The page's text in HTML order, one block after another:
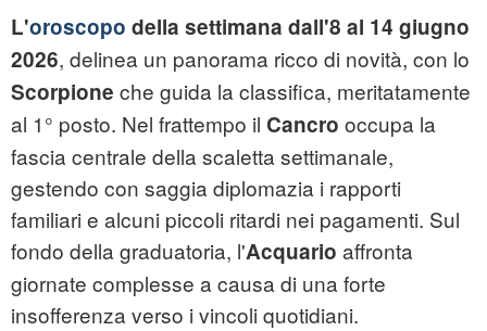
L'oroscopo della settimana dall'8 al 14 giugno
2026, delinea un panorama ricco di novità, con lo
Scorpione che guida la classifica, meritatamente
al 1° posto. Nel frattempo il Cancro occupa la
fascia centrale della scaletta settimanale,
gestendo con saggia diplomazia i rapporti
familiari e alcuni piccoli ritardi nei pagamenti. Sul
fondo della graduatoria, l'Acquario affronta
giornate complesse a causa di una forte
insofferenza verso i vincoli quotidiani.